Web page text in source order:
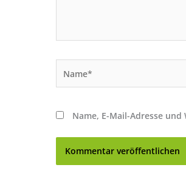
Name, E-Mail-Adresse